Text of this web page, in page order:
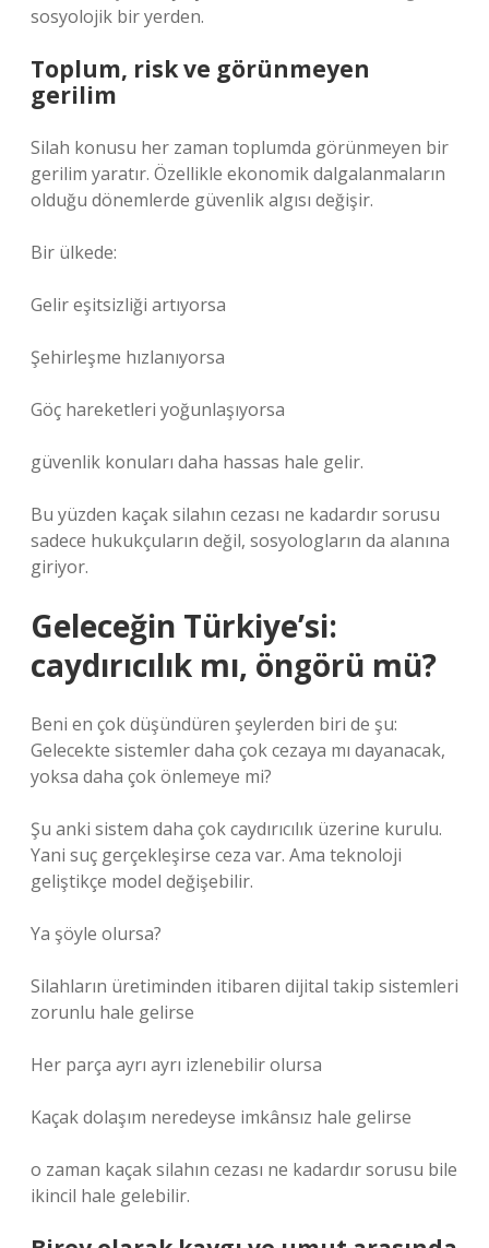
sosyolojik bir yerden.
Toplum, risk ve görünmeyen
gerilim
Silah konusu her zaman toplumda görünmeyen bir
gerilim yaratır. Özellikle ekonomik dalgalanmaların
olduğu dönemlerde güvenlik algısı değişir.
Bir ülkede:
Gelir eşitsizliği artıyorsa
Şehirleşme hızlanıyorsa
Göç hareketleri yoğunlaşıyorsa
güvenlik konuları daha hassas hale gelir.
Bu yüzden kaçak silahın cezası ne kadardır sorusu
sadece hukukçuların değil, sosyologların da alanına
giriyor.
Geleceğin Türkiye’si:
caydırıcılık mı, öngörü mü?
Beni en çok düşündüren şeylerden biri de şu:
Gelecekte sistemler daha çok cezaya mı dayanacak,
yoksa daha çok önlemeye mi?
Şu anki sistem daha çok caydırıcılık üzerine kurulu.
Yani suç gerçekleşirse ceza var. Ama teknoloji
geliştikçe model değişebilir.
Ya şöyle olursa?
Silahların üretiminden itibaren dijital takip sistemleri
zorunlu hale gelirse
Her parça ayrı ayrı izlenebilir olursa
Kaçak dolaşım neredeyse imkânsız hale gelirse
o zaman kaçak silahın cezası ne kadardır sorusu bile
ikincil hale gelebilir.